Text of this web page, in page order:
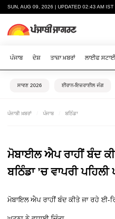
SUN, AUG 09, 2026 | UPDATED 02:43 AM IST
ਪੰਜਾਬ ਦੇਸ਼ ਤਾਜ਼ਾ ਖ਼ਬਰਾਂ ਲਾਈਫ
ਸਾਵਣ 2026 ਈਰਾਨ-ਇਜ਼ਰਾਈਲ ਜੰਗ
ਪੰਜਾਬੀ ਖ਼ਬਰਾਂ ਪੰਜਾਬ ਬਠਿੰਡਾ
ਮੋਬਾਈਲ ਐਪ ਰਾਹੀਂ ਬੰਦ
ਬਠਿੰਡਾ ’ਚ ਵਾਪਰੀ
ਮੋਬਾਇਲ ਐਪ ਰਾਹੀਂ ਬੰਦ ਕੀਤੇ ਜਾ ਰਹੇ ਈ-